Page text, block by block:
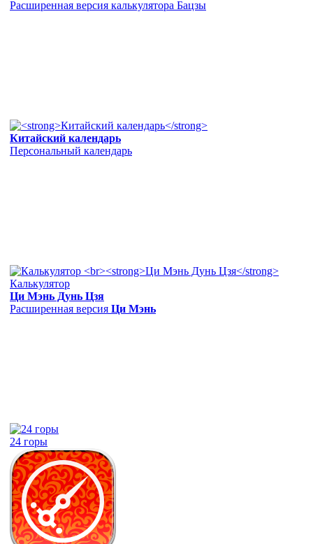
Расширенная версия калькулятора Бацзы
Китайский календарь
Персональный календарь
Калькулятор
Ци Мэнь Дунь Цзя
Расширенная версия Ци Мэнь
24 горы